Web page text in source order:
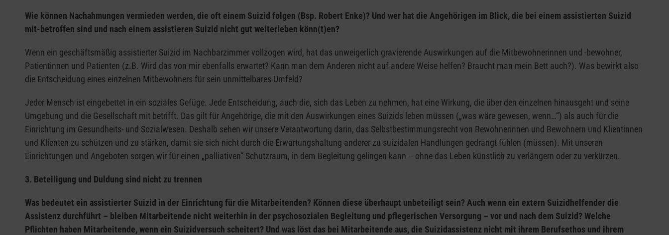
Wie können Nachahmungen vermieden werden, die oft einem Suizid folgen (Bsp. Robert Enke)? Und wer hat die Angehörigen im Blick, die bei einem assistierten Suizid
mit-betroffen sind und nach einem assistieren Suizid nicht gut weiterleben könn(t)en?
Wenn ein geschäftsmäßig assistierter Suizid im Nachbarzimmer vollzogen wird, hat das unweigerlich gravierende Auswirkungen auf die Mitbewohnerinnen und -bewohner,
Patientinnen und Patienten (z.B. Wird das von mir ebenfalls erwartet? Kann man dem Anderen nicht auf andere Weise helfen? Braucht man mein Bett auch?). Was bewirkt also
die Entscheidung eines einzelnen Mitbewohners für sein unmittelbares Umfeld?
Jeder Mensch ist eingebettet in ein soziales Gefüge. Jede Entscheidung, auch die, sich das Leben zu nehmen, hat eine Wirkung, die über den einzelnen hinausgeht und seine
Umgebung und die Gesellschaft mit betrifft. Das gilt für Angehörige, die mit den Auswirkungen eines Suizids leben müssen („was wäre gewesen, wenn…“) als auch für die
Einrichtung im Gesundheits- und Sozialwesen. Deshalb sehen wir unsere Verantwortung darin, das Selbstbestimmungsrecht von Bewohnerinnen und Bewohnern und Klientinnen
und Klienten zu schützen und zu stärken, damit sie sich nicht durch die Erwartungshaltung anderer zu suizidalen Handlungen gedrängt fühlen (müssen). Mit unseren
Einrichtungen und Angeboten sorgen wir für einen „palliativen“ Schutzraum, in dem Begleitung gelingen kann – ohne das Leben künstlich zu verlängern oder zu verkürzen.
3. Beteiligung und Duldung sind nicht zu trennen
Was bedeutet ein assistierter Suizid in der Einrichtung für die Mitarbeitenden? Können diese überhaupt unbeteiligt sein? Auch wenn ein extern Suizidhelfender die
Assistenz durchführt – bleiben Mitarbeitende nicht weiterhin in der psychosozialen Begleitung und pflegerischen Versorgung – vor und nach dem Suizid? Welche
Pflichten haben Mitarbeitende, wenn ein Suizidversuch scheitert? Und was löst das bei Mitarbeitende aus, die Suizidassistenz nicht mit ihrem Berufsethos und ihrem